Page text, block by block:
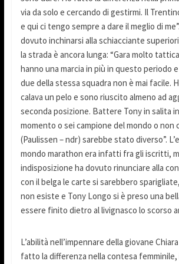
via da solo e cercando di gestirmi. Il
e qui ci tengo sempre a dare il meglio di
dovuto inchinarsi alla schiacciante
la strada è ancora lunga: “Gara molto
hanno una marcia in più in questo periodo
due della stessa squadra non è mai facile.
calava un pelo e sono riuscito almeno ad
seconda posizione. Battere Tony in salita
momento o sei campione del mondo o non
(Paulissen – ndr) sarebbe stato diverso”.
mondo marathon era infatti fra gli iscritti,
indisposizione ha dovuto rinunciare alla
con il belga le carte si sarebbero
non esiste e Tony Longo si è preso una
essere finito dietro al livignasco lo scorso
L’abilità nell’impennare della giovane
fatto la differenza nella contesa femminile,